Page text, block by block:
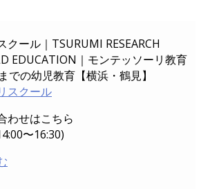
ール｜TSURUMI RESEARCH
EDUCATION｜ モンテッソーリ教育
での幼児教育【横浜・鶴見】
わせはこちら
〜16:30)